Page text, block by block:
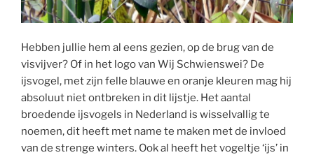
Hebben jullie hem al eens gezien, op de brug van de
visvijver? Of in het logo van Wij Schwienswei? De
ijsvogel, met zijn felle blauwe en oranje kleuren mag hij
absoluut niet ontbreken in dit lijstje. Het aantal
broedende ijsvogels in Nederland is wisselvallig te
noemen, dit heeft met name te maken met de invloed
van de strenge winters. Ook al heeft het vogeltje ‘ijs’ in